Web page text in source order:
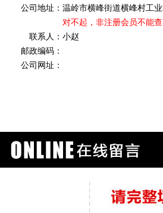
公司地址： 温岭市横峰街道横峰村工
对不起，非注册会员不能
联系人： 小赵
邮政编码：
公司网址：